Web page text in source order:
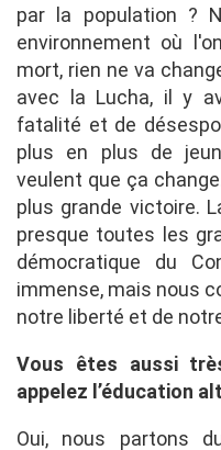
par la population ?
environnement où
mort, rien ne va
avec la Lucha, il y
fatalité et de
plus en plus de
veulent que ça
plus grande victoire.
presque toutes les
démocratique du
immense, mais nous
notre liberté et de
Vous êtes aussi
appelez l’éducation
Oui, nous partons